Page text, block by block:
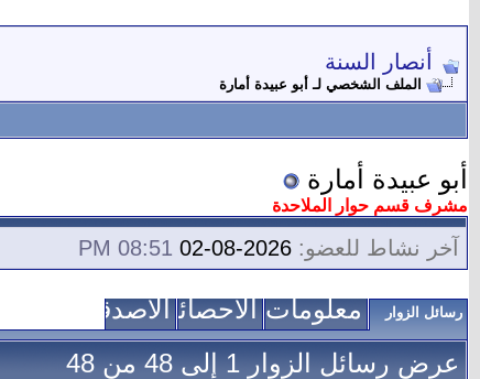
أنصار السنة
الملف الشخصي لـ أبو عبيدة أمارة
أبو عبيدة أمارة
مشرف قسم حوار الملاحدة
آخر نشاط للعضو: 08:51 PM
رسائل الزوار معلومات عنيالاحصائياتالأصدقاء
عرض رسائل الزوار 1 إلى
48من48